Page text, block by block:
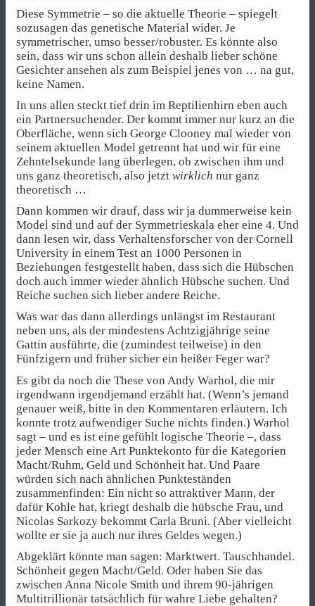
Diese Symmetrie – so die aktuelle Theorie – spiegelt
sozusagen das genetische Material wider. Je
symmetrischer, umso besser/robuster. Es könnte also
sein, dass wir uns schon allein deshalb lieber schöne
Gesichter ansehen als zum Beispiel jenes von … na gut,
keine Namen.
In uns allen steckt tief drin im Reptilienhirn eben auch
ein Partnersuchender. Der kommt immer nur kurz an die
Oberfläche, wenn sich George Clooney mal wieder von
seinem aktuellen Model getrennt hat und wir für eine
Zehntelsekunde lang überlegen, ob zwischen ihm und
uns ganz theoretisch, also jetzt wirklich nur ganz
theoretisch …
Dann kommen wir drauf, dass wir ja dummerweise kein
Model sind und auf der Symmetrieskala eher eine 4. Und
dann lesen wir, dass Verhaltensforscher von der Cornell
University in einem Test an 1000 Personen in
Beziehungen festgestellt haben, dass sich die Hübschen
doch auch immer wieder ähnlich Hübsche suchen. Und
Reiche suchen sich lieber andere Reiche.
Was war das dann allerdings unlängst im Restaurant
neben uns, als der mindestens Achtzigjährige seine
Gattin ausführte, die (zumindest teilweise) in den
Fünfzigern und früher sicher ein heißer Feger war?
Es gibt da noch die These von Andy Warhol, die mir
irgendwann irgendjemand erzählt hat. (Wenn’s jemand
genauer weiß, bitte in den Kommentaren erläutern. Ich
konnte trotz aufwendiger Suche nichts finden.) Warhol
sagt – und es ist eine gefühlt logische Theorie –, dass
jeder Mensch eine Art Punktekonto für die Kategorien
Macht/Ruhm, Geld und Schönheit hat. Und Paare
würden sich nach ähnlichen Punkteständen
zusammenfinden: Ein nicht so attraktiver Mann, der
dafür Kohle hat, kriegt deshalb die hübsche Frau, und
Nicolas Sarkozy bekommt Carla Bruni. (Aber vielleicht
wollte er sie ja auch nur ihres Geldes wegen.)
Abgeklärt könnte man sagen: Marktwert. Tauschhandel.
Schönheit gegen Macht/Geld. Oder haben Sie das
zwischen Anna Nicole Smith und ihrem 90-jährigen
Multitrillionär tatsächlich für wahre Liebe gehalten?